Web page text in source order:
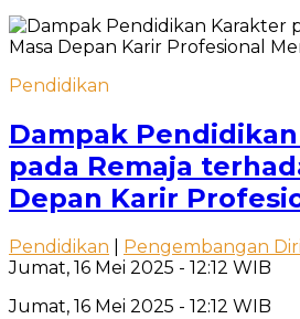
Pendidikan
Dampak
pada Remaja
Depan Karir
Pendidikan Pengembangan Diri
Jumat, 16 Mei 2025 - 12:12 WIB
Jumat, 16 Mei 2025 - 12:12 WIB